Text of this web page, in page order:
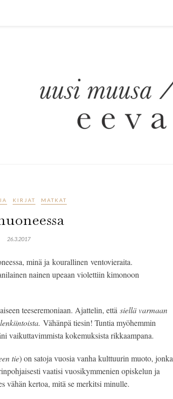
KIRJAT MATKAT
26.3.2017
minä ja kourallinen ventovieraita.
nainen upeaan violettiin kimonoon
teeseremoniaan. Ajattelin, että siellä varmaan
Vähänpä tiesin! Tuntia myöhemmin
vaikuttavimmista kokemuksista rikkaampana.
tie) on satoja vuosia vanha kulttuurin muoto, jonka
vaatisi vuosikymmenien opiskelun ja
vähän kertoa, mitä se merkitsi minulle.